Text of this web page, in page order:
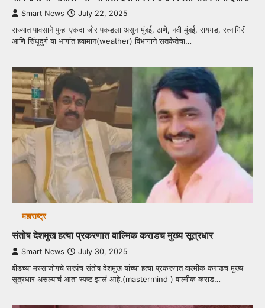
Smart News July 22, 2025
राज्यात पावसाने पुन्हा एकदा जोर पकडला असून मुंबई, ठाणे, नवी मुंबई, रायगड, रत्नागिरी
आणि सिंधुदुर्ग या भागांत हवामान(weather) विभागाने सतर्कतेचा…
महाराष्ट्र
संतोष देशमुख हत्या प्रकरणात वाल्मिक कराडच मुख्य सूत्रधार
Smart News July 30, 2025
बीडच्या मस्साजोगचे सरपंच संतोष देशमुख यांच्या हत्या प्रकरणात वाल्मीक कराडच मुख्य
सूत्रधार असल्याचं आता स्पष्ट झालं आहे.(mastermind ) वाल्मीक कराड…